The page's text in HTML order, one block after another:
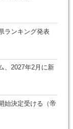
ランキング発表
、2027年2月に新
始決定受ける（帝